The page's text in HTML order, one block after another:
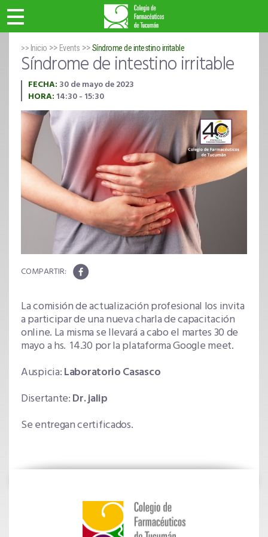
>> Inicio >> Events >>Síndrome de intestino irritable
Síndrome de intestino irritable
FECHA: 30 de mayo de 2023
HORA: 14:30 - 15:30
La comisión de actualización profesional los invita
a participar de una nueva charla de capacitación
online. La misma se llevará a cabo el martes 30 de
mayo a hs. 14.30 por la plataforma Google meet.
Auspicia:Laboratorio Casasco
Disertante:Dr. jalip
Se entregan certificados.